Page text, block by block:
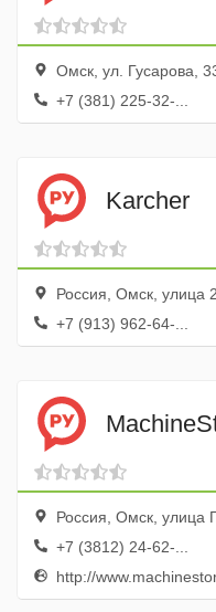
Омск, ул. Гусарова,
+7 (381) 225-32-...
Karcher
Россия, Омск, улица
+7 (913) 962-64-...
Россия, Омск, улица
+7 (3812) 24-62-...
http://